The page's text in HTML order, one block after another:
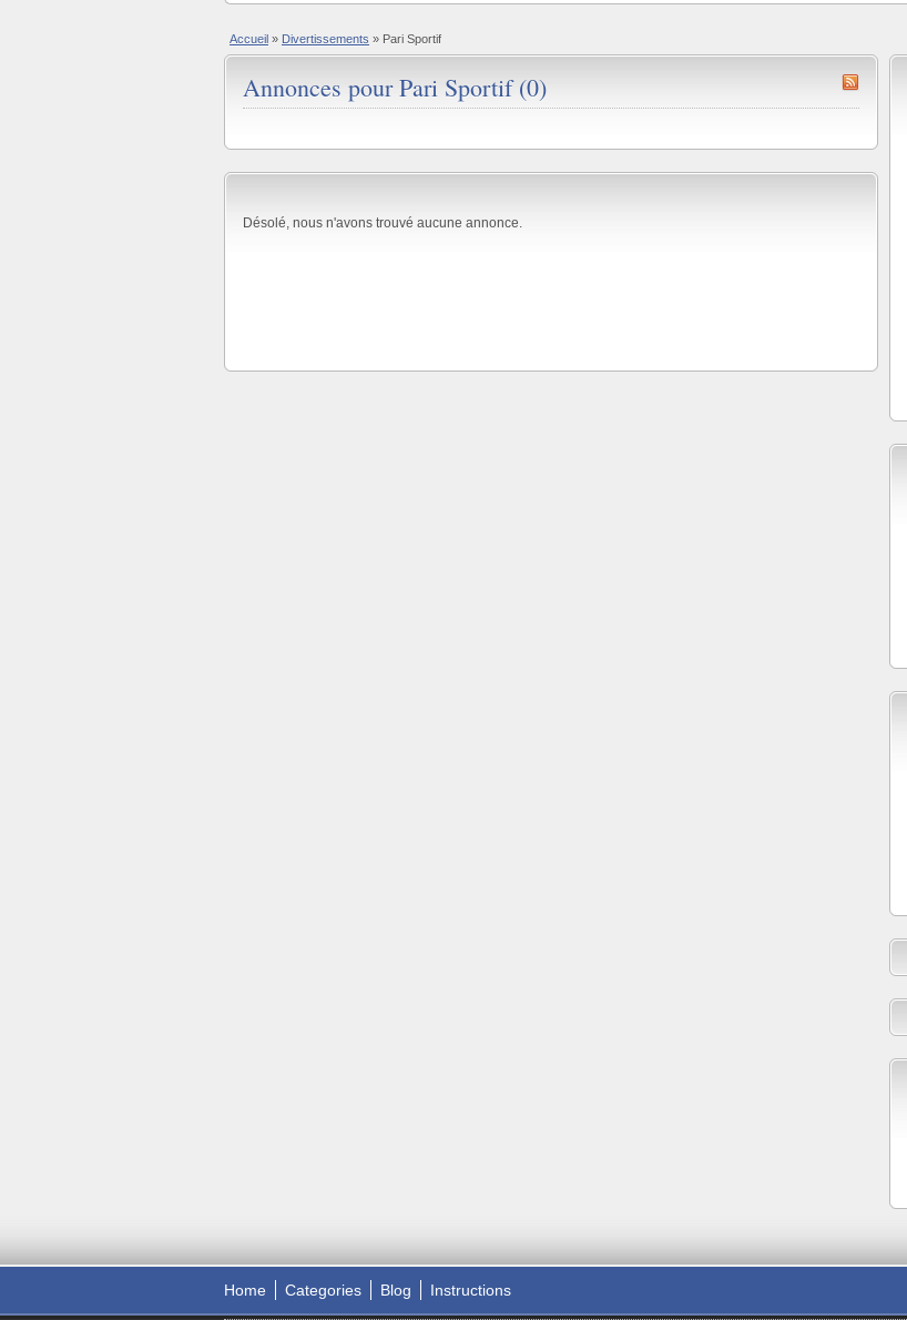
Accueil » Divertissements » Pari Sportif
Annonces pour Pari Sportif (0)
Désolé, nous n'avons trouvé aucune annonce.
Home Categories Blog Instructions